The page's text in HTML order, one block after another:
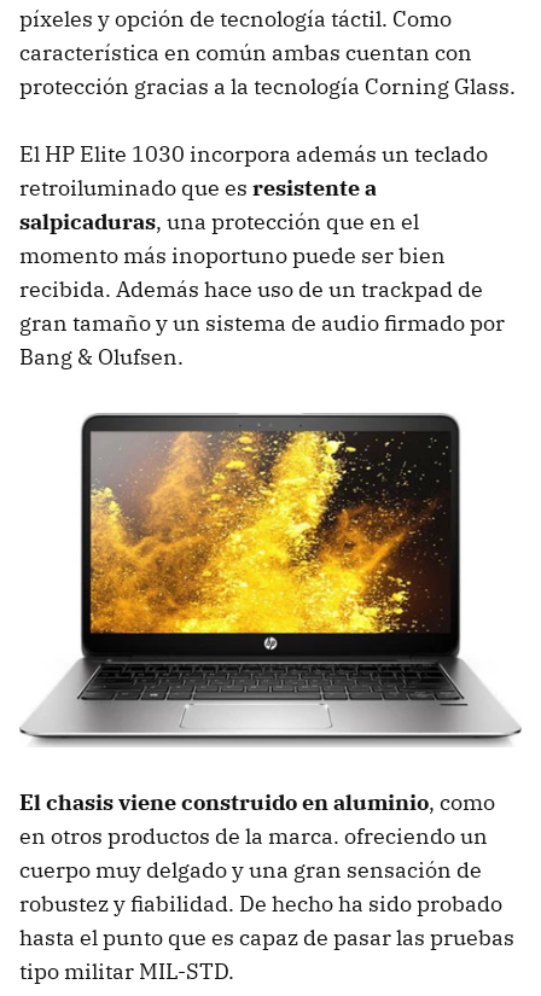
píxeles y opción de tecnología táctil. Como
característica en común ambas cuentan con
protección gracias a la tecnología Corning Glass.
El HP Elite 1030 incorpora además un teclado
retroiluminado que es resistente a
salpicaduras, una protección que en el
momento más inoportuno puede ser bien
recibida. Además hace uso de un trackpad de
gran tamaño y un sistema de audio firmado por
Bang & Olufsen.
El chasis viene construido en aluminio, como
en otros productos de la marca. ofreciendo un
cuerpo muy delgado y una gran sensación de
robustez y fiabilidad. De hecho ha sido probado
hasta el punto que es capaz de pasar las pruebas
tipo militar MIL-STD.